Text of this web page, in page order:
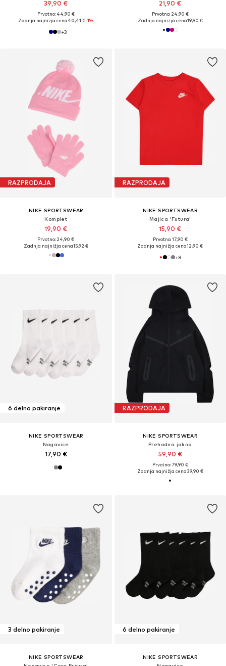
39,90 €
Prvotno: 44,90 €
Zadnja najnižja cena40,41 €-1%
+3
21,90 €
Prvotno: 24,90 €
Zadnja najnižja cena19,90 €
RAZPRODAJA
NIKE SPORTSWEAR
Komplet
19,90 €
Prvotno: 24,90 €
Zadnja najnižja cena15,92 €
RAZPRODAJA
NIKE SPORTSWEAR
Majica 'Futura'
15,90 €
Prvotno: 17,90 €
Zadnja najnižja cena12,90 €
+8
6 delno pakiranje
NIKE SPORTSWEAR
Nogavice
17,90 €
RAZPRODAJA
NIKE SPORTSWEAR
Prehodna jakna
59,90 €
Prvotno: 79,90 €
Zadnja najnižja cena39,90 €
3 delno pakiranje
NIKE SPORTSWEAR
6 delno pakiranje
NIKE SPORTSWEAR